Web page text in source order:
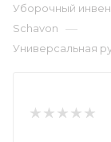
Уборочный
Schavon —
Универсальная